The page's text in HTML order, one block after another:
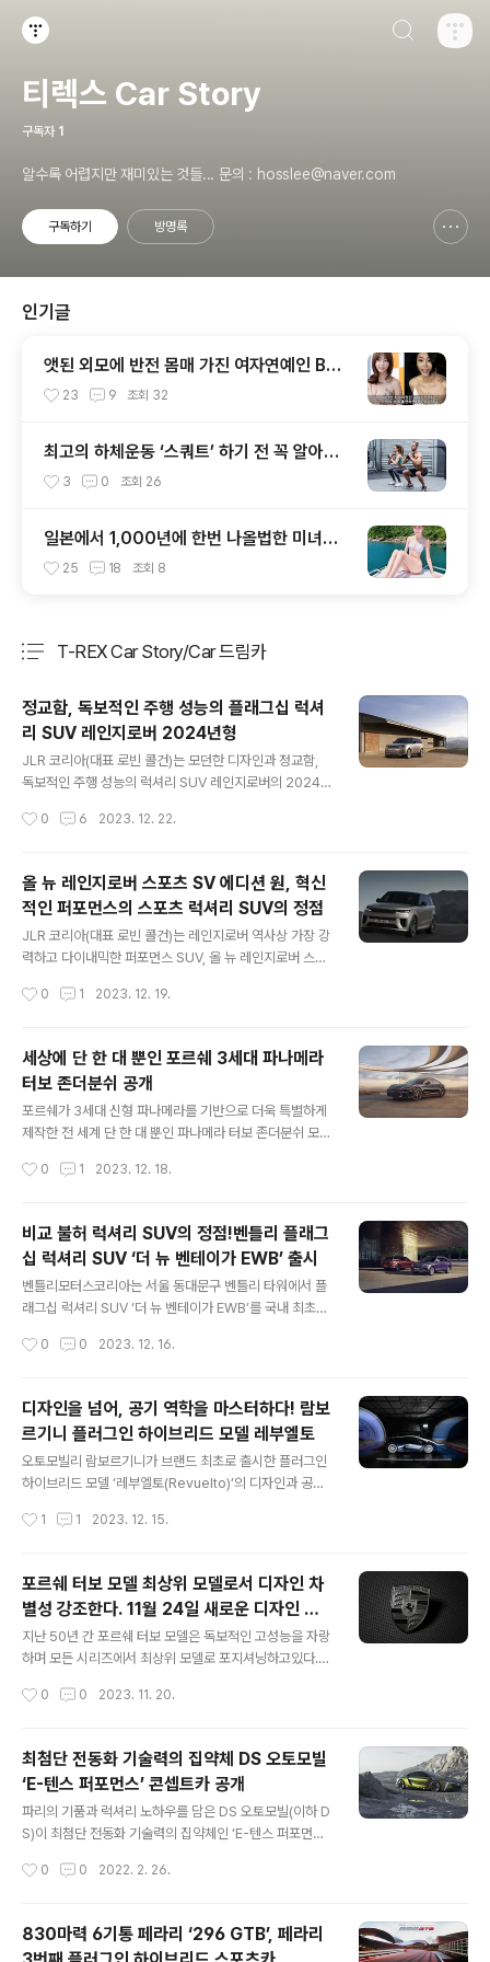
티렉스 Car Story
구독자 1
알수록 어렵지만 재미있는 것들... 문의 : hosslee@naver.com
구독하기 방명록
인기글
앳된 외모에 반전 몸매 가진 여자연예인 BES
T 10
23 9 조회 32
최고의 하체운동 ‘스쿼트’ 하기 전 꼭 알아두
면 좋은 3가지 Tip!
3 0 조회 26
일본에서 1,000년에 한번 나올법한 미녀라
평가받는 여인~!
25 18 조회 8
T-REX Car Story/Car 드림카
정교함, 독보적인 주행 성능의 플래그십 럭셔
리 SUV 레인지로버 2024년형
JLR 코리아(대표 로빈 콜건)는 모던한 디자인과 정교함,
독보적인 주행 성능의 럭셔리 SUV 레인지로버의 2024년
인지로버는 모던 럭셔리를 정의하며, 그 어느 때보다 더 뛰
안함과 평온함, 그리고 모든 것을 정복하는 능력을 결합해
최고의 자리를 지켜왔다. 5세대 레인지로버는 이전 세대에
서부터 유지해 온 레인지로버의 고유한 요소들을 현대적으
로 재해석하고 새로운 수준의 우아함, 기술적 정교함, 완벽
2024년형은 리이매진(Reimagine) 전략에 따라 효율적
0 6 2023. 12. 22.
올 뉴 레인지로버 스포츠 SV 에디션 원, 혁신
적인 퍼포먼스의 스포츠 럭셔리 SUV의 정점
JLR 코리아(대표 로빈 콜건)는 레인지로버 역사상 가장 강
력하고 다이내믹한 퍼포먼스 SUV, 올 뉴 레인지로버 스포
다고 밝혔다. 레인지로버 스포츠 라인업의 정점에 자리하
먼스와 역동성에 레인지로버 특유의 성능, 세련미, 간결한
디자인이 결합되어 레인지로버의 모던 럭셔리 철학을 극명
하게 보여준다. 올 뉴 레인지로버 스포츠 SV 에디션 원은
올 뉴 레인지로버 SV 생산 첫 해에만 한정 판매되며, 전용
컬러, 트림 피니시 및 전용 브랜딩으로 특별함을 선사한다.
에디션 원에 세계 최초로 탑재된 6D 다이내믹 서스펜션 시
0 1 2023. 12. 19.
세상에 단 한 대 뿐인 포르쉐 3세대 파나메라
터보 존더분쉬 공개
포르쉐가 3세대 신형 파나메라를 기반으로 더욱 특별하게
제작한 전 세계 단 한 대 뿐인 파나메라 터보 존더분쉬 모델
Exclusive Manufaktur)의 존더분쉬 (Sonderwunsc
현실로 만든다. 상하이. 포르쉐 AG (Dr. Ing. h.c. F. Pors
che AG)는 신형 파나메라 월드 프리미어가 열린 상하이
에서 파나메라 터보 존더분쉬 모델을 함께 공개했다. 3세
대 신형 파나메라는 다양한 컬러, 실내 디자인 및 장식 등
더욱 확장한다. 포르쉐는 개인적인 드림 카에 대한 ..
0 1 2023. 12. 18.
비교 불허 럭셔리 SUV의 정점!벤틀리 플래그
십 럭셔리 SUV ‘더 뉴 벤테이가 EWB’ 출시
벤틀리모터스코리아는 서울 동대문구 벤틀리 타워에서 플
래그십 럭셔리 SUV ‘더 뉴 벤테이가 EWB’를 국내 최초로
B는 지난 2017년 국내에 공식 출시된 벤테이가 이후 6년
휠베이스(Extended Wheelbase)’를 의미하며, 이름과
같이 벤틀리의 럭셔리 SUV 벤테이가를 바탕으로 휠베이
스를 연장해 최고급 프라이빗 제트기와 같은 뒷좌석 공간
을 확보했다. 또한 브랜드 최초의 ‘벤틀리 에어라인 시트’를
적용하는 등 영국의 장인정신으로 빚어진 고급스러운 편의
능을 두루 갖춰 차원이 다른 럭셔리 SUV를 원하는 한국 고
0 0 2023. 12. 16.
디자인을 넘어, 공기 역학을 마스터하다! 람보
르기니 플러그인 하이브리드 모델 레부엘토
오토모빌리 람보르기니가 브랜드 최초로 출시한 플러그인
하이브리드 모델 ‘레부엘토(Revuelto)’의 디자인과 공기
르기니의 디자인은 특별하고 모방할 수 없으며, 현재의 모
생해왔다. 그러나 디자인을 넘어 람보르기니의 유산과 브
랜드 DNA 안에 근간을 둔 것은 바로 퍼포먼스로, 람보르
기니의 디자인 스튜디 오와 연구 및 개발 팀은 공기 역학을
중점적으로 개발하고 혁신해왔다. 이는 예술과 과학을 결
합하여 브랜드 최초의 플러그인 하이브리드 모델, 레부엘
니가 최근 ‘디자인을 넘어 공기 역학을 마스터하다(Beyon
1 1 2023. 12. 15.
포르쉐 터보 모델 최상위 모델로서 디자인 차
별성 강조한다. 11월 24일 새로운 디자인 공
개
지난 50년 간 포르쉐 터보 모델은 독보적인 고성능을 자랑
하며 모든 시리즈에서 최상위 모델로 포지셔닝하고있다.
유성을 강조한다. 터보 전용으로 개발한 우아한 메탈릭 그
대체하고 모던한 크레스트에도 적용된다. 내외관에 적용된
터보나이트 톤은 터보 모델을 더 분명하게 차별화하고, 향
후 모든 시리즈에 순차적으로 도입된다. 오는 11월 24일
월드프리미어 공개를 앞둔 신형 파나메라에서 최초로 선보
일 예정이다. 슈투트가르트. 포르쉐 AG (Dr. Ing. h.c. F.
운 터보 디자인을 공개한다고 밝혔다. 스타일 포르쉐 총괄
0 0 2023. 11. 20.
최첨단 전동화 기술력의 집약체 DS 오토모빌
‘E-텐스 퍼포먼스’ 콘셉트카 공개
파리의 기품과 럭셔리 노하우를 담은 DS 오토모빌(이하 D
S)이 최첨단 전동화 기술력의 집약체인 ‘E-텐스 퍼포먼스
014년 브랜드 출범 이래 전동화를 핵심 전략으로 삼아온
에서 향후 양산할 전동화 모델의 디자인과 샤시, 배터리 기
술의 방향을 제시한다. DS E-텐스 퍼포먼스의 외관은 ‘DS
0 0 2022. 2. 26.
830마력 6기통 페라리 ‘296 GTB’, 페라리